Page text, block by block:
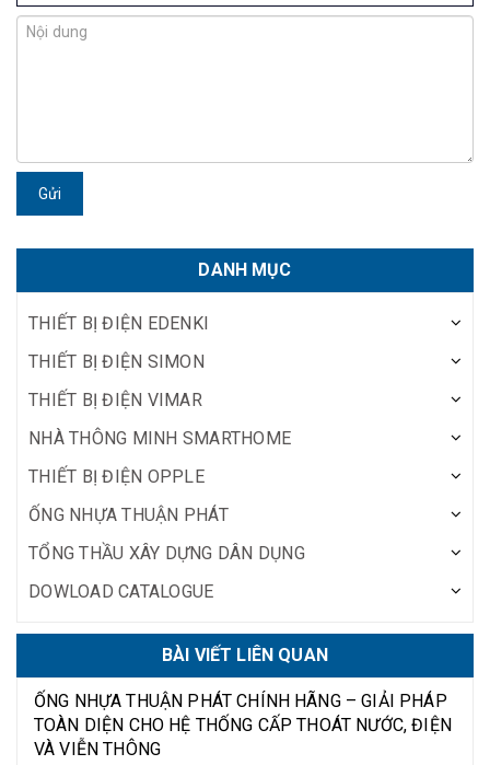
Gửi
DANH MỤC
THIẾT BỊ ĐIỆN EDENKI
THIẾT BỊ ĐIỆN SIMON
THIẾT BỊ ĐIỆN VIMAR
NHÀ THÔNG MINH SMARTHOME
THIẾT BỊ ĐIỆN OPPLE
ỐNG NHỰA THUẬN PHÁT
TỔNG THẦU XÂY DỰNG DÂN DỤNG
DOWLOAD CATALOGUE
BÀI VIẾT LIÊN QUAN
ỐNG NHỰA THUẬN PHÁT CHÍNH HÃNG – GIẢI PHÁP
TOÀN DIỆN CHO HỆ THỐNG CẤP THOÁT NƯỚC, ĐIỆN
VÀ VIỄN THÔNG